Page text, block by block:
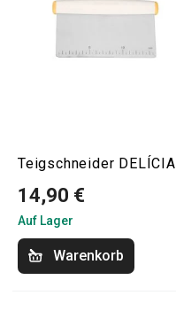
Teigschneider DELÍCIA
14,90 €
Auf Lager
Warenkorb